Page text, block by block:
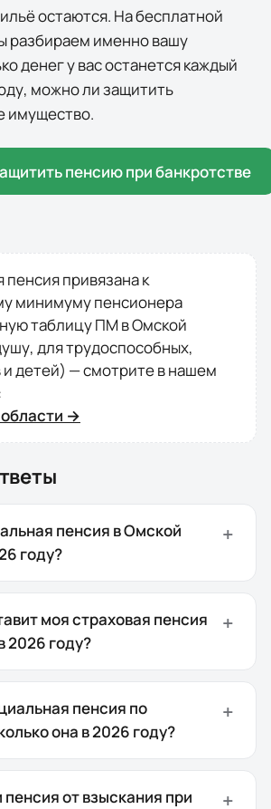
остаются. На бесплатной
разбираем именно вашу
денег у вас останется каждый
можно ли защитить
имущество.
пенсию при банкротстве
привязана к
минимуму пенсионера
таблицу ПМ вОмской
для трудоспособных,
детей) — смотрите в нашем
→
пенсия в Омской
году?
моя страховая пенсия
2026 году?
пенсия по
она в 2026 году?
от взыскания при